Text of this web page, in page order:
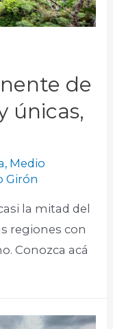
de
únicas,
, Medio
Girón
la mitad del
regiones con
Conozca acá